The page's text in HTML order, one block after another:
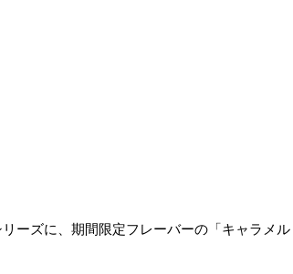
ーズに、期間限定フレーバーの「キャラメル